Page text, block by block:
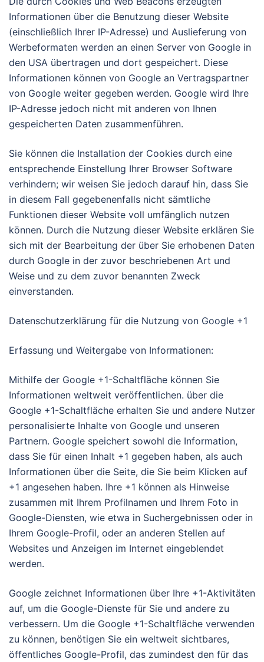
Informationen über die Benutzung dieser Website
(einschließlich Ihrer IP-Adresse) und Auslieferung von
Werbeformaten werden an einen Server von Google in
den USA übertragen und dort gespeichert. Diese
Informationen können von Google an Vertragspartner
von Google weiter gegeben werden. Google wird Ihre
IP-Adresse jedoch nicht mit anderen von Ihnen
gespeicherten Daten zusammenführen.
Sie können die Installation der Cookies durch eine
entsprechende Einstellung Ihrer Browser Software
verhindern; wir weisen Sie jedoch darauf hin, dass Sie
in diesem Fall gegebenenfalls nicht sämtliche
Funktionen dieser Website voll umfänglich nutzen
können. Durch die Nutzung dieser Website erklären Sie
sich mit der Bearbeitung der über Sie erhobenen Daten
durch Google in der zuvor beschriebenen Art und
Weise und zu dem zuvor benannten Zweck
einverstanden.
Datenschutzerklärung für die Nutzung von Google +1
Erfassung und Weitergabe von Informationen:
Mithilfe der Google +1-Schaltfläche können Sie
Informationen weltweit veröffentlichen. über die
Google +1-Schaltfläche erhalten Sie und andere Nutzer
personalisierte Inhalte von Google und unseren
Partnern. Google speichert sowohl die Information,
dass Sie für einen Inhalt +1 gegeben haben, als auch
Informationen über die Seite, die Sie beim Klicken auf
+1 angesehen haben. Ihre +1 können als Hinweise
zusammen mit Ihrem Profilnamen und Ihrem Foto in
Google-Diensten, wie etwa in Suchergebnissen oder in
Ihrem Google-Profil, oder an anderen Stellen auf
Websites und Anzeigen im Internet eingeblendet
werden.
Google zeichnet Informationen über Ihre +1-Aktivitäten
auf, um die Google-Dienste für Sie und andere zu
verbessern. Um die Google +1-Schaltfläche verwenden
zu können, benötigen Sie ein weltweit sichtbares,
öffentliches Google-Profil, das zumindest den für das